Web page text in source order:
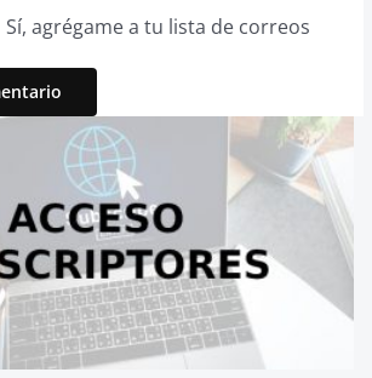
Sí, agrégame a tu lista de correos